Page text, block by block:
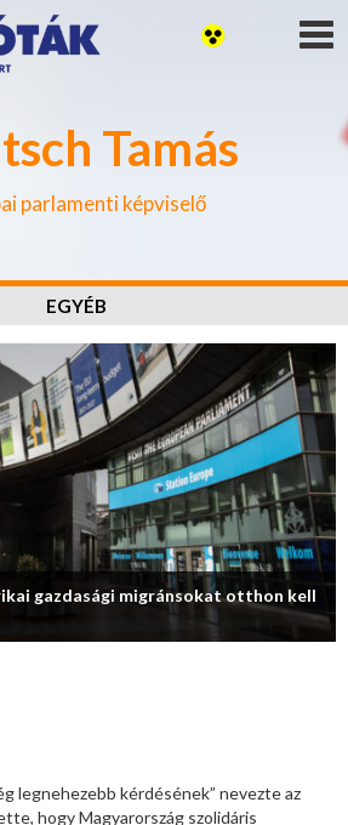
Tamás
parlamenti képviselő
EGYÉB
gazdasági migránsokat otthon kell
legnehezebb kérdésének” nevezte az
hogy Magyarország szolidáris